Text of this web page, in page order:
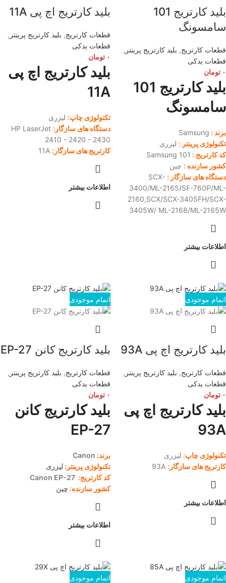
بلید کارتریج 101
سامسونگ
قطعات کارتریج, بلید کارتریج پرینتر ,
قطعات یدکی
۰ تومان
بلید کارتریج 101
سامسونگ
برند : Samsung
تکنولوژی پرینتر : لیزری
کد کارتریج : 101 Samsung
کشور سازنده : چین
دستگاه های سازگار : SCX-
3400/ML-2165/SF-760P/ML-
2160,SCX/SCX-3405FH/SCX-
3405W/ ML-2168/ML-2165W
اطلاعات بیشتر
بلید کارتریج اچ پی 11A
قطعات کارتریج, بلید کارتریج پرینتر ,
قطعات یدکی
۰ تومان
بلید کارتریج اچ پی
11A
تکنولوژی چاپ: لیزری
دستگاه های سازگار: HP LaserJet
2410 - 2420 - 2430
کارتریج های سازگار:
اطلاعات بیشتر
اتمام موجودی
بلید کارتریج اچ پی 93A
قطعات کارتریج, بلید کارتریج پرینتر ,
قطعات یدکی
۰ تومان
بلید کارتریج اچ پی
93A
تکنولوژی چاپ: لیزری
کارتریج های سازگار:
اطلاعات بیشتر
اتمام موجودی
بلید کارتریج کانن EP-27
قطعات کارتریج, بلید کارتریج پرینتر ,
قطعات یدکی
۰ تومان
بلید کارتریج کانن
EP-27
برند:
تکنولوژی پرینتر: لیزری
کد کارتریج:
کشور سازنده: چین
اطلاعات بیشتر
اتمام موجودی اتمام موجودی